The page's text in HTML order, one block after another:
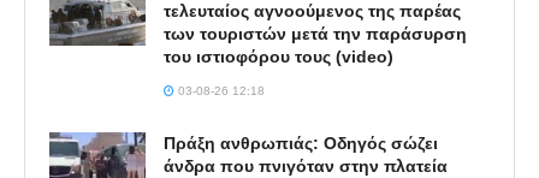
τελευταίος αγνοούμενος της παρέας
των τουριστών μετά την παράσυρση
του ιστιοφόρου τους (video)
03-08-26 12:18
Πράξη ανθρωπιάς: Οδηγός σώζει
άνδρα που πνιγόταν στην πλατεία